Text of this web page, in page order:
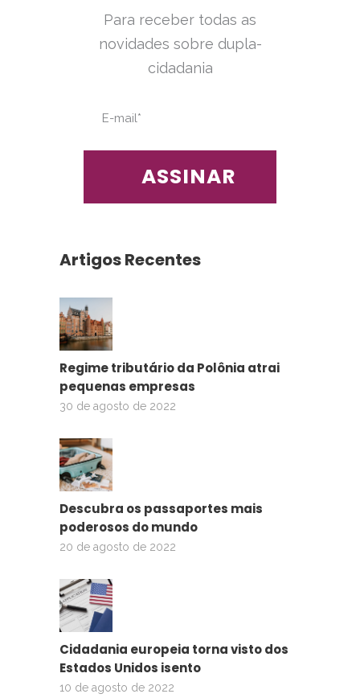
Para receber todas as
novidades sobre dupla-
cidadania
Artigos Recentes
Regime tributário da Polônia atrai
pequenas empresas
30 de agosto de 2022
Descubra os passaportes mais
poderosos do mundo
20 de agosto de 2022
Cidadania europeia torna visto dos
Estados Unidos isento
10 de agosto de 2022